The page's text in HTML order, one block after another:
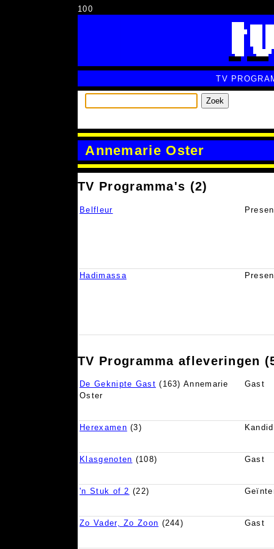
100
TV
Zoek
Annemarie Oster
TV Programma's (2)
Belfleur
Hadimassa
TV Programma afleveringen
De Geknipte Gast (163) Annemarie
Oster
Gast
Herexamen (3)
Klasgenoten (108) Gast
'n Stuk of 2 (22)
Zo Vader, Zo Zoon (244) Gast